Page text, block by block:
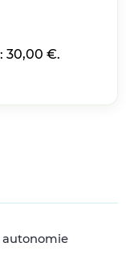
30,00 €.
autonomie